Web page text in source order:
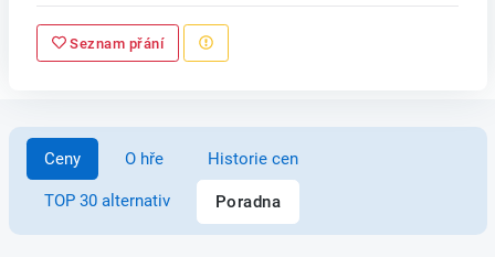
Seznam přání
Ceny O hře Historie cen
TOP 30 alternativ Poradna